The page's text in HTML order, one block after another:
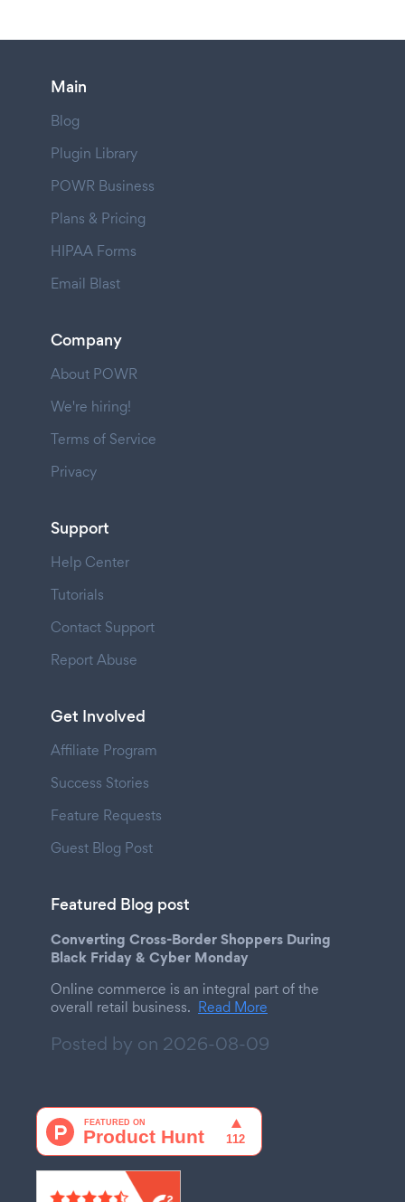
Main
Blog
Plugin Library
POWR Business
Plans & Pricing
HIPAA Forms
Email Blast
Company
About POWR
We're hiring!
Terms of Service
Privacy
Support
Help Center
Tutorials
Contact Support
Report Abuse
Get Involved
Affiliate Program
Success Stories
Feature Requests
Guest Blog Post
Featured Blog post
Converting Cross-Border Shoppers During
Black Friday & Cyber Monday
Online commerce is an integral part of the
overall retail business. Read More
Posted by on 2026-08-09